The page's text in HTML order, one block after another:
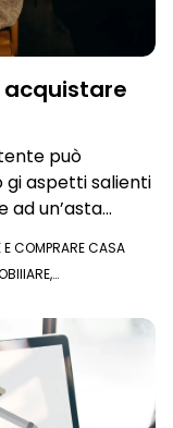
acquistare
può
gi aspetti salienti
un’asta
E COMPRARE CASA
,